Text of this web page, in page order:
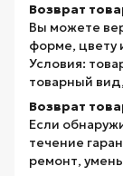
Возврат
Вы можете
форме, цвету
Условия:
товарный
Возврат
Если
течение
ремонт,